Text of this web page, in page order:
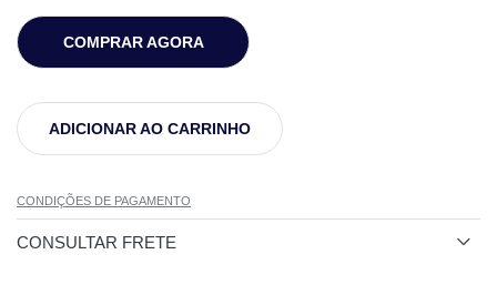
COMPRAR AGORA
ADICIONAR AO CARRINHO
CONDIÇÕES DE PAGAMENTO
CONSULTAR FRETE